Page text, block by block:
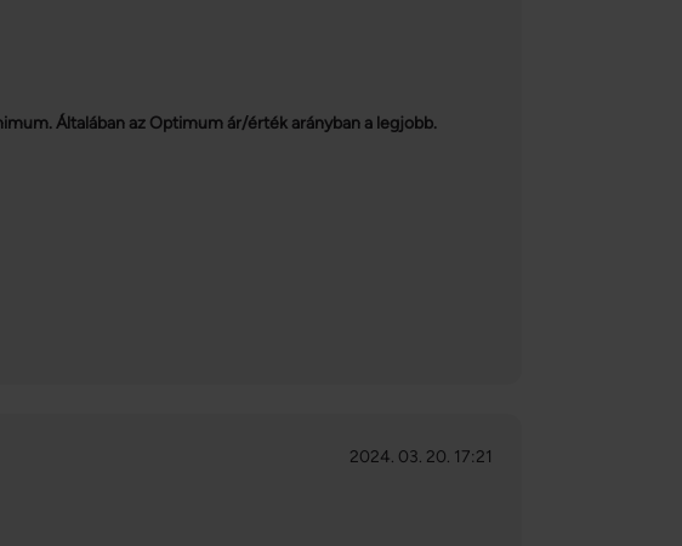
Általában az Optimum ár/érték arányban a legjobb.
2024. 03. 20. 17:21